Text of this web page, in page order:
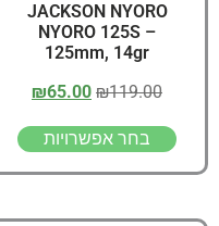
JACKSON NYORO
NYORO 125S –
125mm, 14gr
₪119.00
₪65.00
בחר אפשרויות